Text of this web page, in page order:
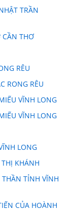
TRẦN
CẦN THƠ
RÊU
RONG RÊU
VĨNH LONG
VĨNH LONG
LONG
KHÁNH
TỈNH VĨNH
CỦA HOÀNH